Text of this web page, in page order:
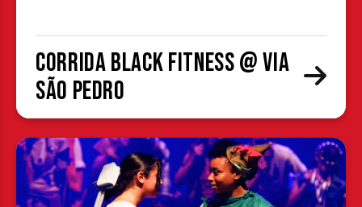
Corrida Black Fitness @ Via
São Pedro